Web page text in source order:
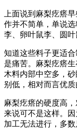
上面说到麻梨疙瘩
作并不简单，单说
李、卵叶鼠李、圆叶
知道这些料子更适
是痛苦。麻梨疙瘩
木料内部中空多，
别低，相对而言优
麻梨疙瘩的硬度高
来说可不是这样。
加工无法进行，多数